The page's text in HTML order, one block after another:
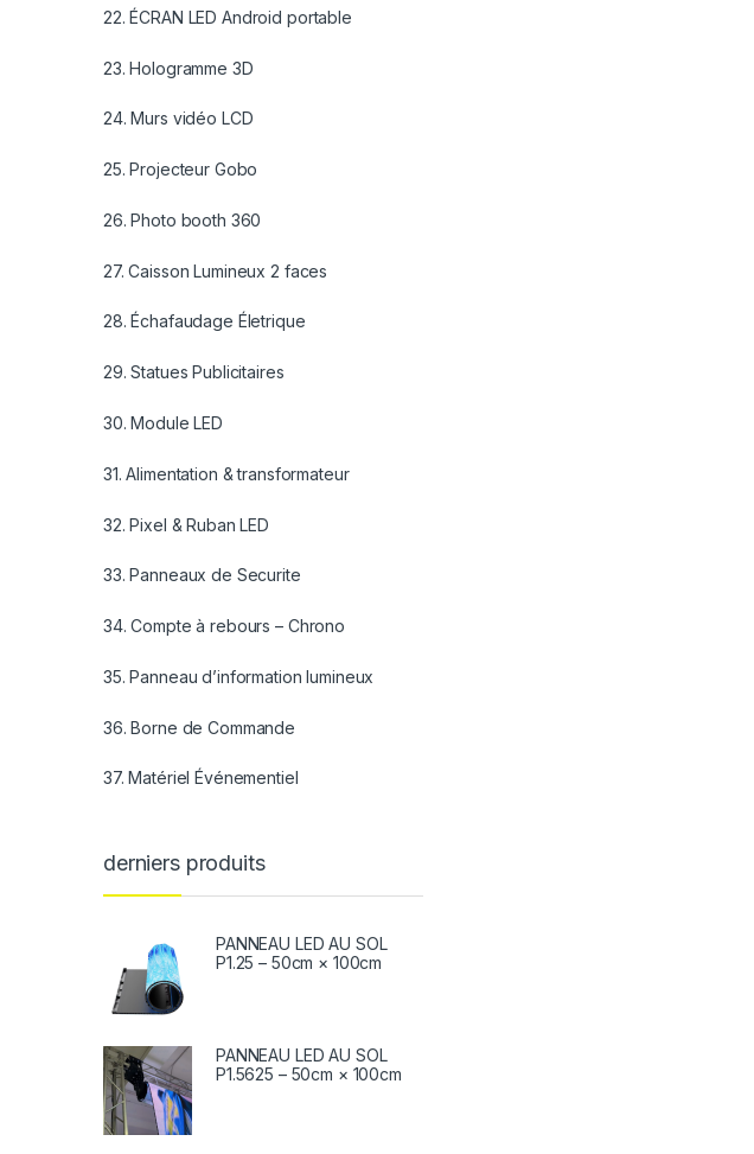
22. ÉCRAN LED Android portable
23. Hologramme 3D
24. Murs vidéo LCD
25. Projecteur Gobo
26. Photo booth 360
27. Caisson Lumineux 2 faces
28. Échafaudage Életrique
29. Statues Publicitaires
30. Module LED
31. Alimentation & transformateur
32. Pixel & Ruban LED
33. Panneaux de Securite
34. Compte à rebours – Chrono
35. Panneau d’information lumineux
36. Borne de Commande
37. Matériel Événementiel
derniers produits
PANNEAU LED AU SOL
P1.25 – 50cm × 100cm
PANNEAU LED AU SOL
P1.5625 – 50cm × 100cm